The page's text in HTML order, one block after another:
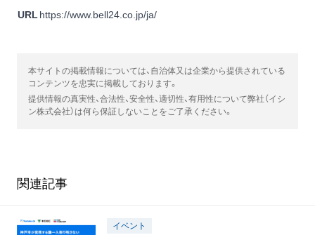
URL https://www.bell24.co.jp/ja/
本サイトの掲載情報については、自治体又は企業から提供されている
コンテンツを忠実に掲載しております。
提供情報の真実性、合法性、安全性、適切性、有用性について弊社（イシ
ン株式会社）は何ら保証しないことをご了承ください。
関連記事
イベント